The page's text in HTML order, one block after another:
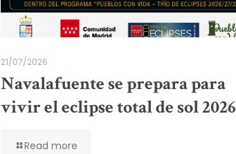
21/07/2026
Navalafuente se prepara para
vivir el eclipse total de sol 2026
Read more